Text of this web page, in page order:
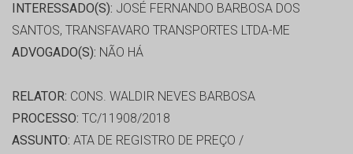
INTERESSADO(S): JOSÉ FERNANDO BARBOSA DOS
SANTOS, TRANSFAVARO TRANSPORTES LTDA-ME
ADVOGADO(S): NÃO HÁ
RELATOR: CONS. WALDIR NEVES BARBOSA
PROCESSO: TC/11908/2018
ASSUNTO: ATA DE REGISTRO DE PREÇO /